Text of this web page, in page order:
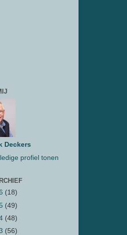
Deckers
profiel tonen
(18)
(49)
(48)
(56)